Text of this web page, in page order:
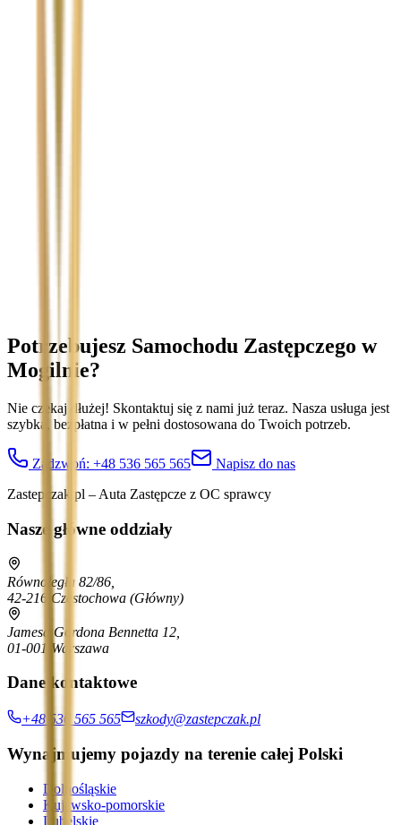
Potrzebujesz Samochodu Zastępczego w
Mogilnie?
Nie czekaj dłużej! Skontaktuj się z nami już teraz. Nasza usługa jest
szybka, bezpłatna i w pełni dostosowana do Twoich potrzeb.
Zadzwoń: +48 536 565 565
Napisz do nas
Zastepczak.pl – Auta Zastępcze z OC sprawcy
Nasze główne oddziały
Równoległa 82/86,
42-216 Częstochowa (Główny)
Jamesa Gordona Bennetta 12,
01-001 Warszawa
Dane kontaktowe
+48 536 565 565 szkody@zastepczak.pl
Wynajmujemy pojazdy na terenie całej Polski
Dolnośląskie
Kujawsko-pomorskie
Lubelskie